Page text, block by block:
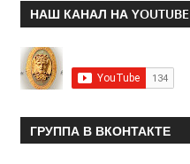
НАШ КАНАЛ НА YOUTUBE
ГРУППА В ВКОНТАКТЕ